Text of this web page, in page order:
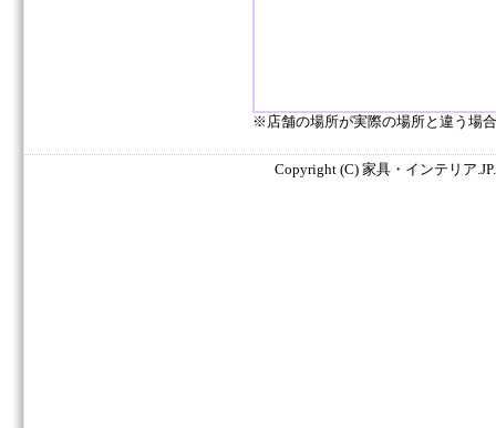
※店舗の場所が実際の場所と違う場
Copyright (C) 家具・インテリア